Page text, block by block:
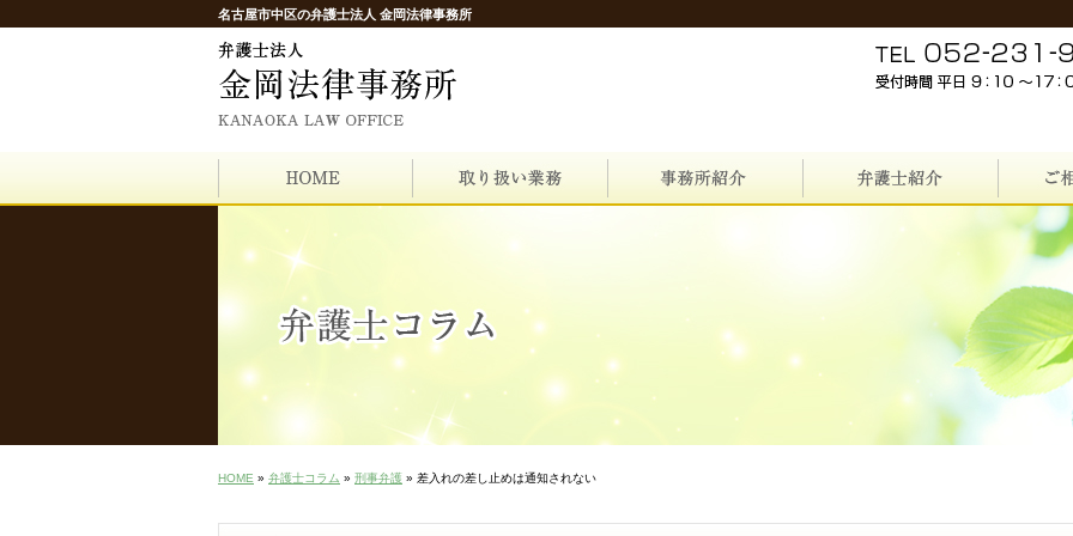
名古屋市中区の弁護士法人 金岡法律事務所
HOME » 弁護士コラム » 刑事弁護 » 差入れの差し止めは通知されない